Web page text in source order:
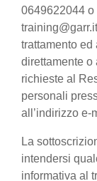
0649622044
trattamento
direttamente o
richieste al
personali
all’indirizzo e-
La
intendersi
informativa al